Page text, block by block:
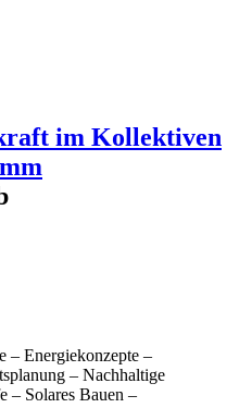
im Kollektiven
– Energiekonzepte –
– Nachhaltige
– Solares Bauen –